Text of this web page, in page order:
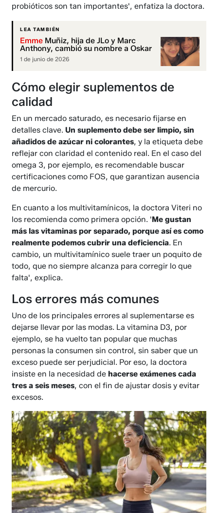
probióticos son tan importantes', enfatiza la doctora.
LEA TAMBIÉN
Emme Muñiz, hija de JLo y Marc
Anthony, cambió su nombre a Oskar
1 de junio de 2026
Cómo elegir suplementos de
calidad
En un mercado saturado, es necesario fijarse en
detalles clave.Un suplemento debe ser limpio, sin
añadidos de azúcar ni colorantes, y la etiqueta debe
reflejar con claridad el contenido real. En el caso del
omega 3, por ejemplo, es recomendable buscar
certificaciones como FOS, que garantizan ausencia
de mercurio.
En cuanto a los multivitamínicos, la doctora Viteri no
los recomienda como primera opción. 'Me gustan
más las vitaminas por separado, porque así es como
realmente podemos cubrir una deficiencia. En
cambio, un multivitamínico suele traer un poquito de
todo, que no siempre alcanza para corregir lo que
falta', explica.
Los errores más comunes
Uno de los principales errores al suplementarse es
dejarse llevar por las modas. La vitamina D3, por
ejemplo, se ha vuelto tan popular que muchas
personas la consumen sin control, sin saber que un
exceso puede ser perjudicial. Por eso, la doctora
insiste en la necesidad de hacerse exámenes cada
tres a seis meses, con el fin de ajustar dosis y evitar
excesos.